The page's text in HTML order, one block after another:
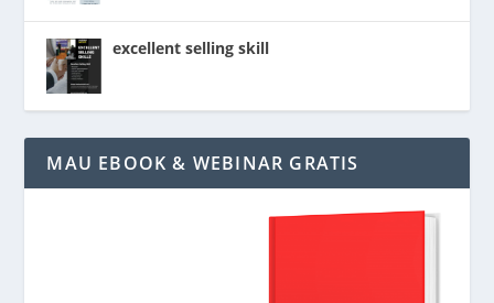
excellent selling skill
MAU EBOOK & WEBINAR GRATIS